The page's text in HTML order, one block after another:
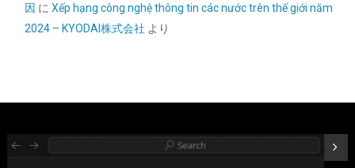
(5432743) GBP 77.12
因 に Xếp hạng công nghệ thông tin các nước trên thế giới năm
2024 – KYODAI株式会社 より